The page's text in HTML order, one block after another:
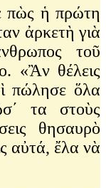
πὼς ἡ πρώτη
ἀρκετὴ γιὰ
τοῦ
«Ἂν θέλεις
πώλησε ὅλα
τα στοὺς
θησαυρὸ
αὐτά, ἔλα νὰ